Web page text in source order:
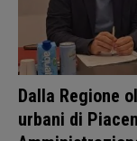
Dalla Regione
urbani di